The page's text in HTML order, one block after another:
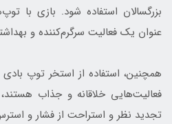
بزرگسالان استفاده شود. بازی با
عنوان یک فعالیت سرگرم‌کننده و
همچنین، استفاده از استخر توپ
فعالیت‌هایی خلاقانه و جذاب
تجدید نظر و استراحت از فشار و